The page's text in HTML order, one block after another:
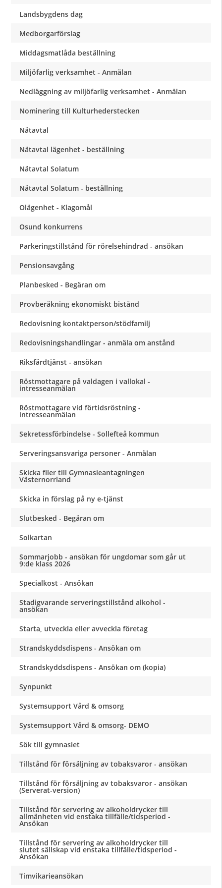
Landsbygdens dag
Medborgarförslag
Middagsmatlåda beställning
Miljöfarlig verksamhet - Anmälan
Nedläggning av miljöfarlig verksamhet - Anmälan
Nominering till Kulturhederstecken
Nätavtal
Nätavtal lägenhet - beställning
Nätavtal Solatum
Nätavtal Solatum - beställning
Olägenhet - Klagomål
Osund konkurrens
Parkeringstillstånd för rörelsehindrad - ansökan
Pensionsavgång
Planbesked - Begäran om
Provberäkning ekonomiskt bistånd
Redovisning kontaktperson/stödfamilj
Redovisningshandlingar - anmäla om anstånd
Riksfärdtjänst - ansökan
Röstmottagare på valdagen i vallokal -
intresseanmälan
Röstmottagare vid förtidsröstning -
intresseanmälan
Sekretessförbindelse - Sollefteå kommun
Serveringsansvariga personer - Anmälan
Skicka filer till Gymnasieantagningen
Västernorrland
Skicka in förslag på ny e-tjänst
Slutbesked - Begäran om
Solkartan
Sommarjobb - ansökan för ungdomar som går ut
9:de klass 2026
Specialkost - Ansökan
Stadigvarande serveringstillstånd alkohol -
ansökan
Starta, utveckla eller avveckla företag
Strandskyddsdispens - Ansökan om
Strandskyddsdispens - Ansökan om (kopia)
Synpunkt
Systemsupport Vård & omsorg
Systemsupport Vård & omsorg- DEMO
Sök till gymnasiet
Tillstånd för försäljning av tobaksvaror - ansökan
Tillstånd för försäljning av tobaksvaror - ansökan
(Serverat-version)
Tillstånd för servering av alkoholdrycker till
allmänheten vid enstaka tillfälle/tidsperiod -
Ansökan
Tillstånd för servering av alkoholdrycker till
slutet sällskap vid enstaka tillfälle/tidsperiod -
Ansökan
Timvikarieansökan